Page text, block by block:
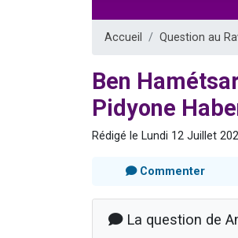
Accueil Question au
Ben
Pidyone
Rédigé le Lundi 12 Juillet
Commenter
La question de